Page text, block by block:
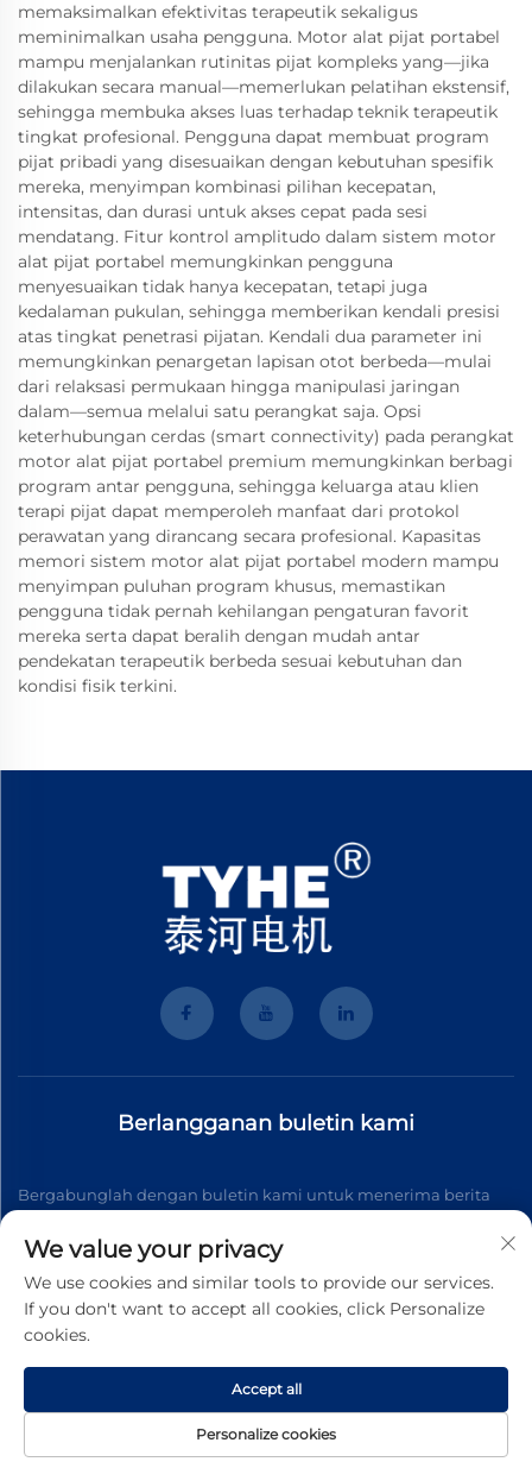
memaksimalkan efektivitas terapeutik sekaligus
meminimalkan usaha pengguna. Motor alat pijat portabel
mampu menjalankan rutinitas pijat kompleks yang—jika
dilakukan secara manual—memerlukan pelatihan ekstensif,
sehingga membuka akses luas terhadap teknik terapeutik
tingkat profesional. Pengguna dapat membuat program
pijat pribadi yang disesuaikan dengan kebutuhan spesifik
mereka, menyimpan kombinasi pilihan kecepatan,
intensitas, dan durasi untuk akses cepat pada sesi
mendatang. Fitur kontrol amplitudo dalam sistem motor
alat pijat portabel memungkinkan pengguna
menyesuaikan tidak hanya kecepatan, tetapi juga
kedalaman pukulan, sehingga memberikan kendali presisi
atas tingkat penetrasi pijatan. Kendali dua parameter ini
memungkinkan penargetan lapisan otot berbeda—mulai
dari relaksasi permukaan hingga manipulasi jaringan
dalam—semua melalui satu perangkat saja. Opsi
keterhubungan cerdas (smart connectivity) pada perangkat
motor alat pijat portabel premium memungkinkan berbagi
program antar pengguna, sehingga keluarga atau klien
terapi pijat dapat memperoleh manfaat dari protokol
perawatan yang dirancang secara profesional. Kapasitas
memori sistem motor alat pijat portabel modern mampu
menyimpan puluhan program khusus, memastikan
pengguna tidak pernah kehilangan pengaturan favorit
mereka serta dapat beralih dengan mudah antar
pendekatan terapeutik berbeda sesuai kebutuhan dan
kondisi fisik terkini.
Berlangganan buletin kami
Bergabunglah dengan buletin kami untuk menerima berita
Berlangganan
Hak Cipta © 2026 Wenzhou Tyhe Motor Co.,ltd. Seluruh hak
We value your privacy
We use cookies and similar tools to provide our services.
If you don't want to accept all cookies, click Personalize
cookies.
Personalize cookies
Accept all